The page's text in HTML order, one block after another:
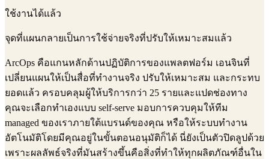
ใช้งานได้แล้ว
จุดที่แผนกลายเป็นการใช้จ่ายจริงที่ปรับให้เหมาะสมแล้ว
ArcOps คือแกนหลักด้านปฏิบัติการของแพลตฟอร์ม เอนจินที่
เปลี่ยนแผนให้เป็นสื่อที่ทำงานจริง ปรับให้เหมาะสม และกระทบ
ยอดแล้ว ครอบคลุมผู้ให้บริการกว่า 25 รายและแปดช่องทาง
คุณจะเลือกทำเองแบบ self-serve มอบการควบคุมให้ทีม
managed ของเราภายใต้แบรนด์ของคุณ หรือให้ระบบทำงาน
อัตโนมัติโดยมีคุณอยู่ในขั้นตอนอนุมัติก็ได้ นี่ยังเป็นตัวปิดลูปด้วย
เพราะผลลัพธ์จริงที่มันสร้างขึ้นคือสิ่งที่ทำให้ทุกผลิตภัณฑ์อื่นใน